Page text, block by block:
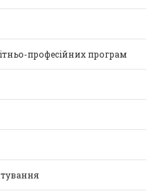
професійних програм